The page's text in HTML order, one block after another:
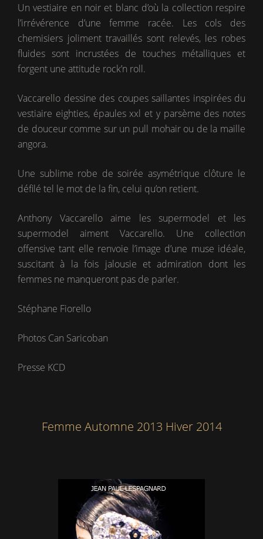
Un vestiaire en noir et blanc d’où la collection respire
l’irrévérence d’une femme racée. Les cols des
chemisiers joliment travaillés sont relevés, les robes
fluides sont incrustées de touches métalliques et
forgent une attitude rock’n roll.
Vaccarello dessine des coupes saillantes inspirées du
vestiaire eighties, épaules xxl et y parsème des notes
de douceur comme sur un pull mohair ou de la maille
angora.
Une sublime robe de soirée asymétrique clôture le
défilé tel le mot de la fin, celui qu’on retient.
Anthony Vaccarello aime les supermodel et les
supermodel aiment Vaccarello. Une collection
offensive tant elle renvoie l’image d’une muse idéale,
suscitant à la fois jalousie et admiration dont les
femmes ne manqueront pas de parler.
Stéphane Fiorello
Photos Can Saricoban
Presse KCD
Femme Automne 2013 Hiver 2014